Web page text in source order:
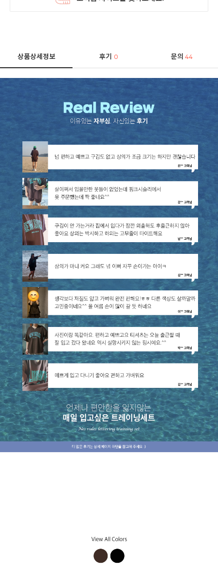
상품상세정보 후기0 문의 44